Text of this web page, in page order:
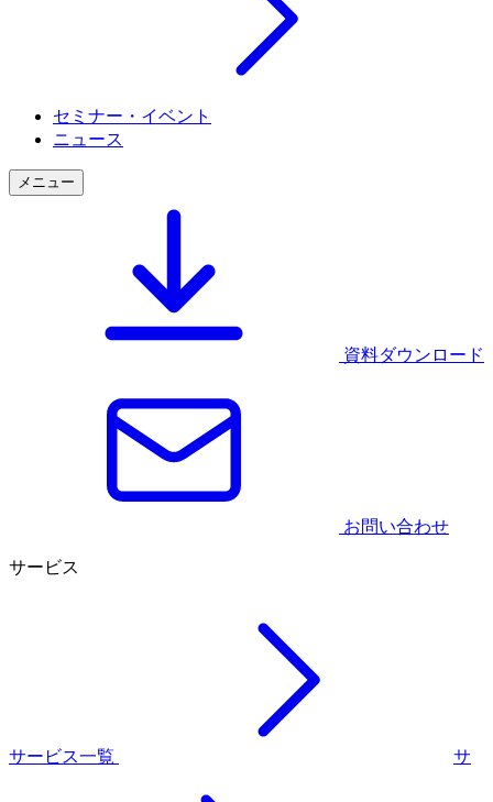
セミナー・イベント
ニュース
メニュー
資料ダウンロード
お問い合わせ
サービス
サービス一覧 サ